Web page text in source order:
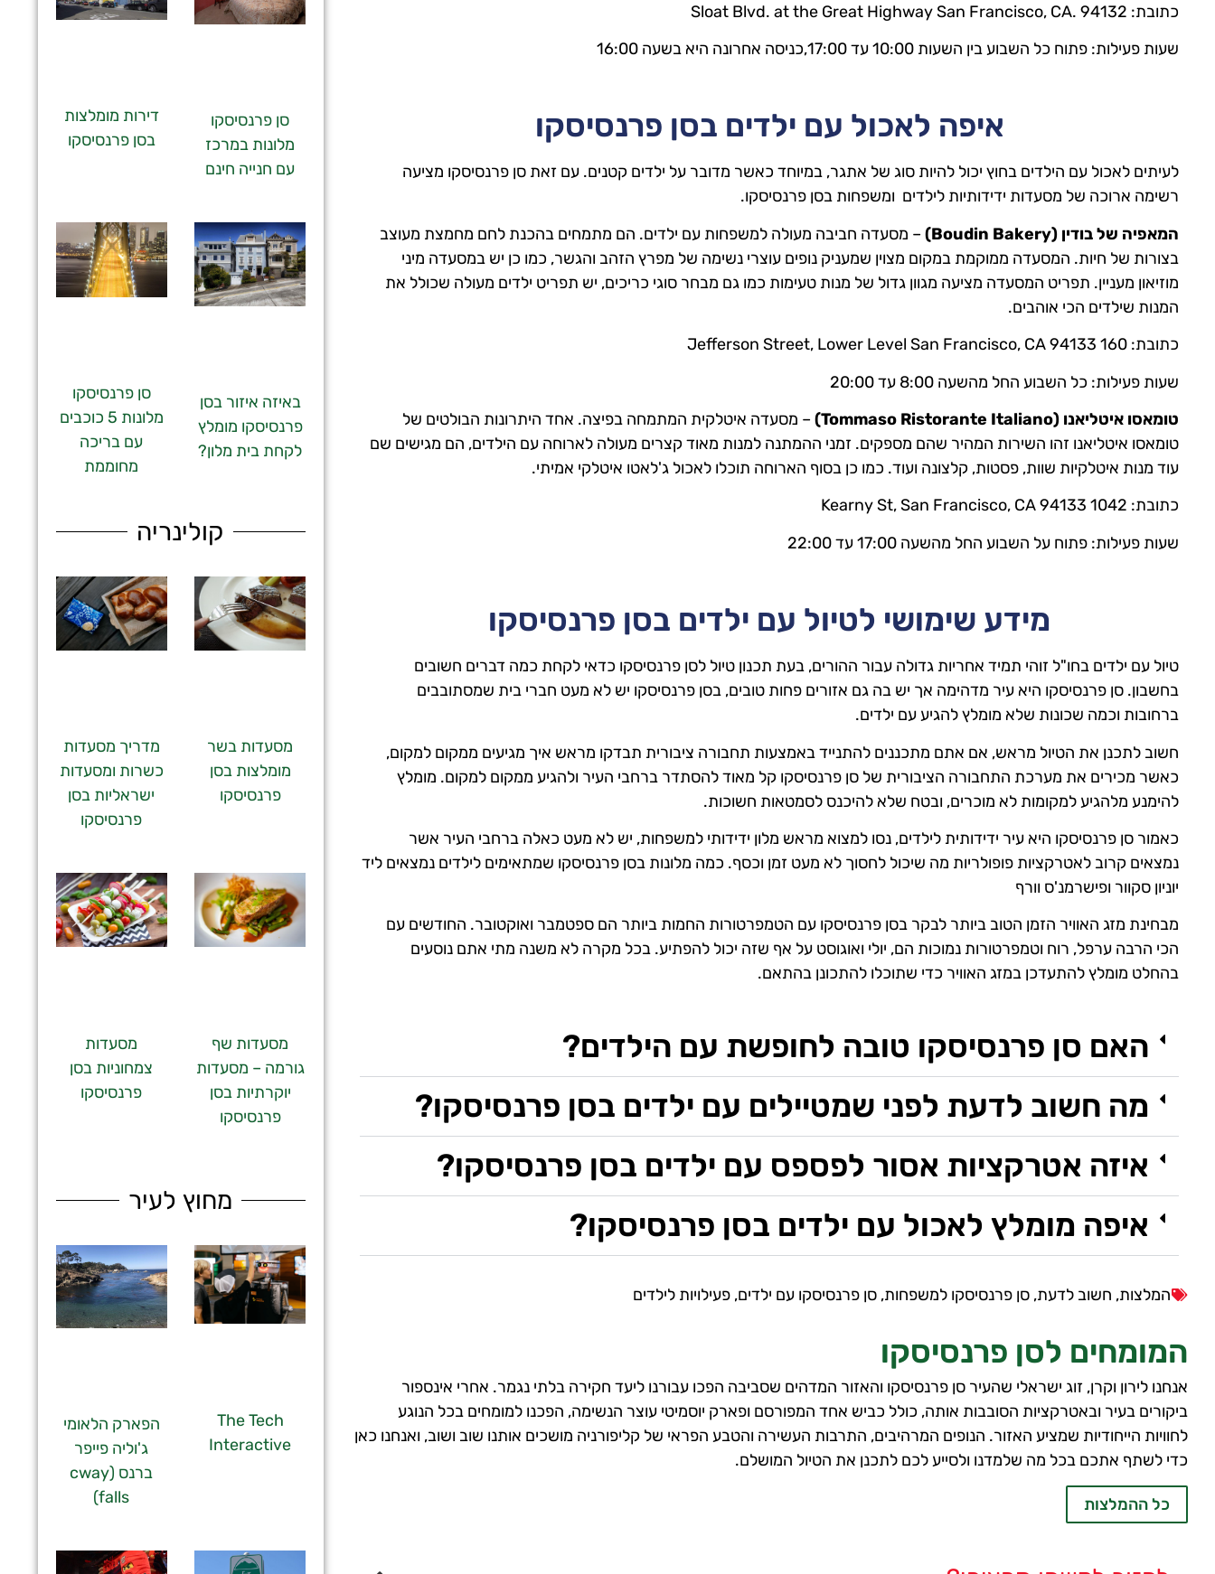
כתובת: Sloat Blvd. at the Great Highway San Francisco, CA. 94132
שעות פעילות: פתוח כל השבוע בין השעות 10:00 עד 17:00,כניסה אחרונה היא בשעה 16:00
איפה לאכול עם ילדים בסן פרנסיסקו
לעיתים לאכול עם הילדים בחוץ יכול להיות סוג של אתגר, במיוחד כאשר מדובר על ילדים קטנים. עם זאת סן פרנסיסקו מציעה
רשימה ארוכה של מסעדות ידידותיות לילדים ומשפחות בסן פרנסיסקו.
המאפיה של בודין (Boudin Bakery)
– מסעדה חביבה מעולה למשפחות עם ילדים. הם מתמחים בהכנת לחם מחמצת מעוצב
בצורות של חיות. המסעדה ממוקמת במקום מצוין שמעניק נופים עוצרי נשימה של מפרץ הזהב והגשר, כמו כן יש במסעדה מיני
מוזיאון מעניין. תפריט המסעדה מציעה מגוון גדול של מנות טעימות כמו גם מבחר סוגי כריכים, יש תפריט ילדים מעולה שכולל את
המנות שילדים הכי אוהבים.
כתובת: 160 Jefferson Street, Lower Level San Francisco, CA 94133
שעות פעילות: כל השבוע החל מהשעה 8:00 עד 20:00
טומאסו איטליאנו (Tommaso Ristorante Italiano)
– מסעדה איטלקית המתמחה בפיצה. אחד היתרונות הבולטים של
טומאסו איטליאנו זהו השירות המהיר שהם מספקים. זמני ההמתנה למנות מאוד קצרים מעולה לארוחה עם הילדים, הם מגישים שם
עוד מנות איטלקיות שוות, פסטות, קלצונה ועוד. כמו כן בסוף הארוחה תוכלו לאכול ג'לאטו איטלקי אמיתי.
כתובת: 1042 Kearny St, San Francisco, CA 94133
שעות פעילות: פתוח על השבוע החל מהשעה 17:00 עד 22:00
מידע שימושי לטיול עם ילדים בסן פרנסיסקו
טיול עם ילדים בחו"ל זוהי תמיד אחריות גדולה עבור ההורים, בעת תכנון טיול לסן פרנסיסקו כדאי לקחת כמה דברים חשובים
בחשבון. סן פרנסיסקו היא עיר מדהימה אך יש בה גם אזורים פחות טובים, בסן פרנסיסקו יש לא מעט חברי בית שמסתובבים
ברחובות וכמה שכונות שלא מומלץ להגיע עם ילדים.
חשוב לתכנן את הטיול מראש, אם אתם מתכננים להתנייד באמצעות תחבורה ציבורית תבדקו מראש איך מגיעים ממקום למקום,
כאשר מכירים את מערכת התחבורה הציבורית של סן פרנסיסקו קל מאוד להסתדר ברחבי העיר ולהגיע ממקום למקום. מומלץ
להימנע מלהגיע למקומות לא מוכרים, ובטח שלא להיכנס לסמטאות חשוכות.
כאמור סן פרנסיסקו היא עיר ידידותית לילדים, נסו למצוא מראש מלון ידידותי למשפחות, יש לא מעט כאלה ברחבי העיר אשר
נמצאים קרוב לאטרקציות פופולריות מה שיכול לחסוך לא מעט זמן וכסף. כמה מלונות בסן פרנסיסקו שמתאימים לילדים נמצאים ליד
יוניון סקוור ופישרמנ'ס וורף
מבחינת מזג האוויר הזמן הטוב ביותר לבקר בסן פרנסיסקו עם הטמפרטורות החמות ביותר הם ספטמבר ואוקטובר. החודשים עם
הכי הרבה ערפל, רוח וטמפרטורות נמוכות הם, יולי ואוגוסט על אף שזה יכול להפתיע. בכל מקרה לא משנה מתי אתם נוסעים
בהחלט מומלץ להתעדכן במזג האוויר כדי שתוכלו להתכונן בהתאם.
האם סן פרנסיסקו טובה לחופשת עם הילדים?
מה חשוב לדעת לפני שמטיילים עם ילדים בסן פרנסיסקו?
איזה אטרקציות אסור לפספס עם ילדים בסן פרנסיסקו?
איפה מומלץ לאכול עם ילדים בסן פרנסיסקו?
המלצות, חשוב לדעת, סן פרנסיסקו למשפחות, סן פרנסיסקו עם ילדים, פעילויות לילדים
המומחים לסן פרנסיסקו
אנחנו לירון וקרן, זוג ישראלי שהעיר סן פרנסיסקו והאזור המדהים שסביבה הפכו עבורנו ליעד חקירה בלתי נגמר. אחרי אינספור
ביקורים בעיר ובאטרקציות הסובבות אותה, כולל כביש אחד המפורסם ופארק יוסמיטי עוצר הנשימה, הפכנו למומחים בכל הנוגע
לחוויות הייחודיות שמציע האזור. הנופים המרהיבים, התרבות העשירה והטבע הפראי של קליפורניה מושכים אותנו שוב ושוב, ואנחנו כאן
כדי לשתף אתכם בכל מה שלמדנו ולסייע לכם לתכנן את הטיול המושלם.
כל ההמלצות
סן פרנסיסקו
מלונות במרכז
עם חנייה חינם
דירות מומלצות
בסן פרנסיסקו
באיזה איזור בסן
פרנסיסקו מומלץ
לקחת בית מלון?
סן פרנסיסקו
מלונות 5 כוכבים
עם בריכה
מחוממת
קולינריה
מסעדות בשר
מומלצות בסן
פרנסיסקו
מדריך מסעדות
כשרות ומסעדות
ישראליות בסן
פרנסיסקו
מסעדות שף
גורמה – מסעדות
יוקרתיות בסן
פרנסיסקו
מסעדות
צמחוניות בסן
פרנסיסקו
מחוץ לעיר
The Tech
Interactive
הפארק הלאומי
ג'וליה פייפר
ברנס (cway
falls)